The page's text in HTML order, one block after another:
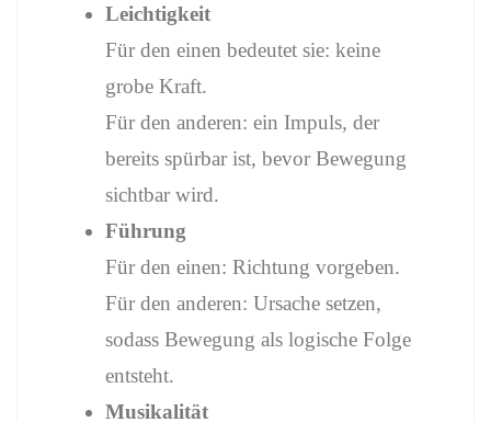
Leichtigkeit
Für den einen bedeutet sie: keine
grobe Kraft.
Für den anderen: ein Impuls, der
bereits spürbar ist, bevor Bewegung
sichtbar wird.
Führung
Für den einen: Richtung vorgeben.
Für den anderen: Ursache setzen,
sodass Bewegung als logische Folge
entsteht.
Musikalität